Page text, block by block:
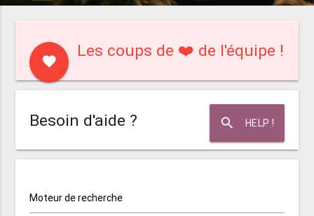
favorite
Les coups de ❤️ de l'équipe !
search HELP !
Besoin d'aide ?
Moteur de recherche